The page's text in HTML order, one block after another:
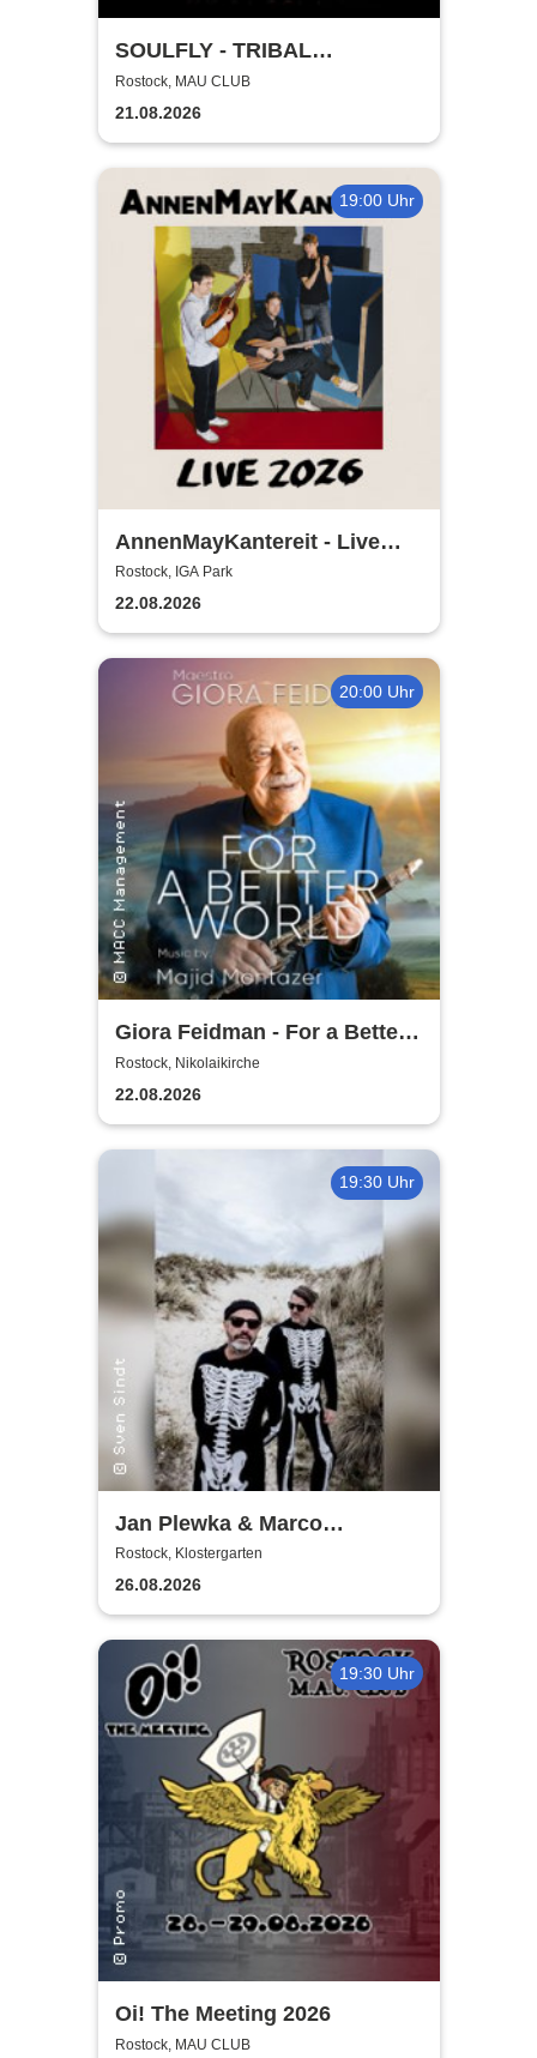
SOULFLY - TRIBAL
TECHNOLOGY TOUR 2026
Rostock, MAU CLUB
21.08.2026
19:00 Uhr
AnnenMayKantereit - Live
2026
Rostock, IGA Park
22.08.2026
20:00 Uhr
Giora Feidman - For a Better
World
Rostock, Nikolaikirche
22.08.2026
19:30 Uhr
Jan Plewka & Marco
Schmedtje - Between the
Lights
Rostock, Klostergarten
26.08.2026
19:30 Uhr
Oi! The Meeting 2026
Rostock, MAU CLUB